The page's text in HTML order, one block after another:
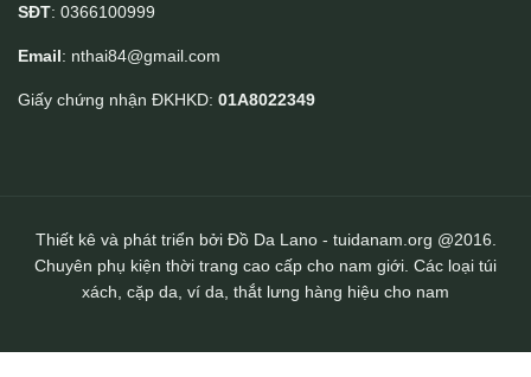
SĐT: 0366100999
Email: nthai84@gmail.com
Giấy chứng nhận ĐKHKD: 01A8022349
Thiết kê và phát triển bởi Đồ Da Lano - tuidanam.org @2016.
Chuyên phụ kiện thời trang cao cấp cho nam giới. Các loại túi
xách, cặp da, ví da, thắt lưng hàng hiệu cho nam